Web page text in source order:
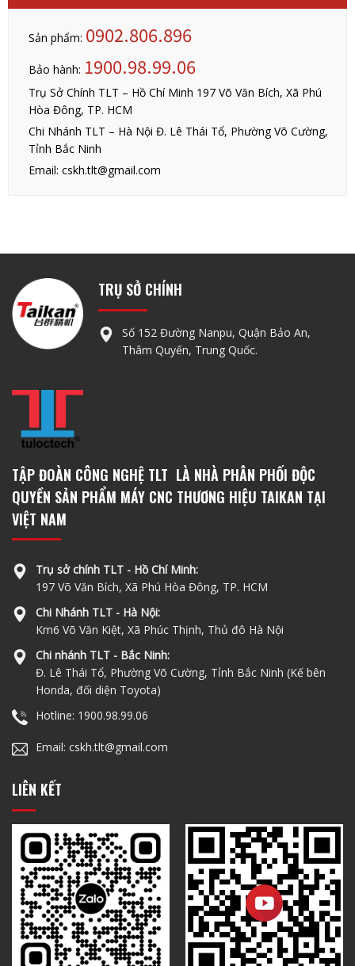
Sản phẩm: 0902.806.896
Bảo hành: 1900.98.99.06
Trụ Sở Chính TLT – Hồ Chí Minh 197 Võ Văn Bích, Xã Phú
Hòa Đông, TP. HCM
Chi Nhánh TLT – Hà Nội Đ. Lê Thái Tổ, Phường Võ Cường,
Tỉnh Bắc Ninh
Email: cskh.tlt@gmail.com
TRỤ SỞ CHÍNH
Số 152 Đường Nanpu, Quận Bảo An,
Thâm Quyến, Trung Quốc.
TẬP ĐOÀN CÔNG NGHỆ TLT LÀ NHÀ PHÂN PHỐI ĐỘC
QUYỀN SẢN PHẨM MÁY CNC THƯƠNG HIỆU TAIKAN TẠI
VIỆT NAM
Trụ sở chính TLT - Hồ Chí Minh:
197 Võ Văn Bích, Xã Phú Hòa Đông, TP. HCM
Chi Nhánh TLT - Hà Nội:
Km6 Võ Văn Kiệt, Xã Phúc Thịnh, Thủ đô Hà Nội
Chi nhánh TLT - Bắc Ninh:
Đ. Lê Thái Tổ, Phường Võ Cường, Tỉnh Bắc Ninh (Kế bên
Honda, đối diện Toyota)
Hotline: 1900.98.99.06
Email: cskh.tlt@gmail.com
LIÊN KẾT